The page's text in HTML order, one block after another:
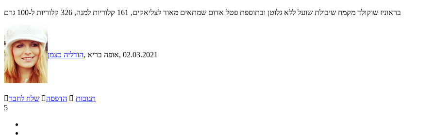
בראוניז שוקולד מקמח שיבולת שועל ללא גלוטן ובתוספת פטל אדום שמתאים מאוד לצליאקים, 161 קלוריות למנה, 326 קלוריות ל-100 גרם
הודליה כצמן , אופה בריא, 02.03.2021
שלח לחבר הדפסה  תגובות
5